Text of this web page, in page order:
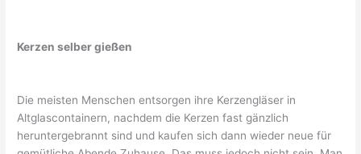
Kerzen selber gießen
Die meisten Menschen entsorgen ihre Kerzengläser in
Altglascontainern, nachdem die Kerzen fast gänzlich
heruntergebrannt sind und kaufen sich dann wieder neue für